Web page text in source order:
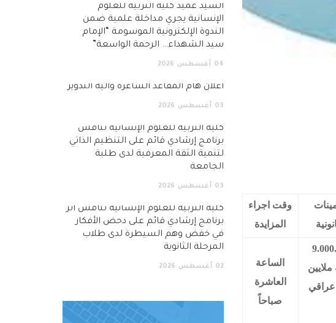
وقت اجراء
المزايدة
عراقي
الساعة
العاشرة
صباحاً
السيد عميد كلية التربية للعلوم
الإنسانية يجري مداخلة علمية ضمن
الندوة الإلكترونية الموسومة “الإمام
سيد الشهداء… الرحمة الواسعة”
04 أغسطس 2026
اعلان هام المقاعد الشاغرة وآلية التدوير
03 أغسطس 2026
كلية التربية للعلوم الإنسانية تناقش
برنامج إرشادي قائم على التنظيم الذاتي
لتنمية الثقة المعرفية لدى طلبة
الجامعة
03 أغسطس 2026
كلية التربية للعلوم الإنسانية تناقش أثر
برنامج إرشادي قائم على دحض الأفكار
في خفض وهم السيطرة لدى طلاب
المرحلة الثانوية
02 أغسطس 2026